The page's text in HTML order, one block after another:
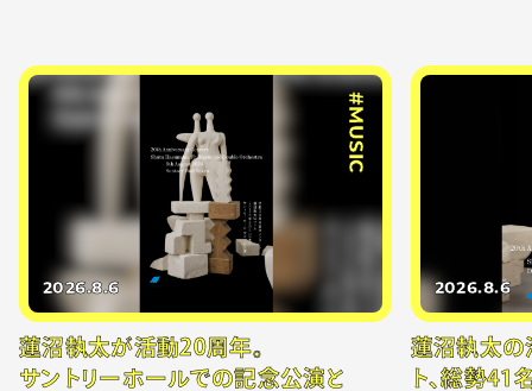
#MUSIC
2026.8.6
蓮沼執太が活動20周年。
サントリーホールでの記念公演と
2026.8.6
蓮沼執太の
ト、総勢41